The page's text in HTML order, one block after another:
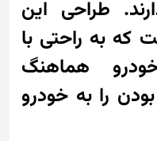
طراحی این
که به راحتی با
هماهنگ
را به خودرو